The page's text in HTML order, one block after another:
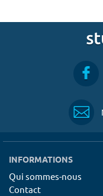
INFORMATIONS
Qui sommes-nous
Contact